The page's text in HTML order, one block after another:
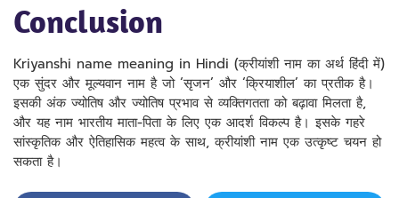
Conclusion
Kriyanshi name meaning in Hindi (क्रीयांशी नाम का अर्थ हिंदी में)
एक सुंदर और मूल्यवान नाम है जो ‘सृजन’ और ‘क्रियाशील’ का प्रतीक है।
इसकी अंक ज्योतिष और ज्योतिष प्रभाव से व्यक्तिगतता को बढ़ावा मिलता है,
और यह नाम भारतीय माता-पिता के लिए एक आदर्श विकल्प है। इसके गहरे
सांस्कृतिक और ऐतिहासिक महत्व के साथ, क्रीयांशी नाम एक उत्कृष्ट चयन हो
सकता है।